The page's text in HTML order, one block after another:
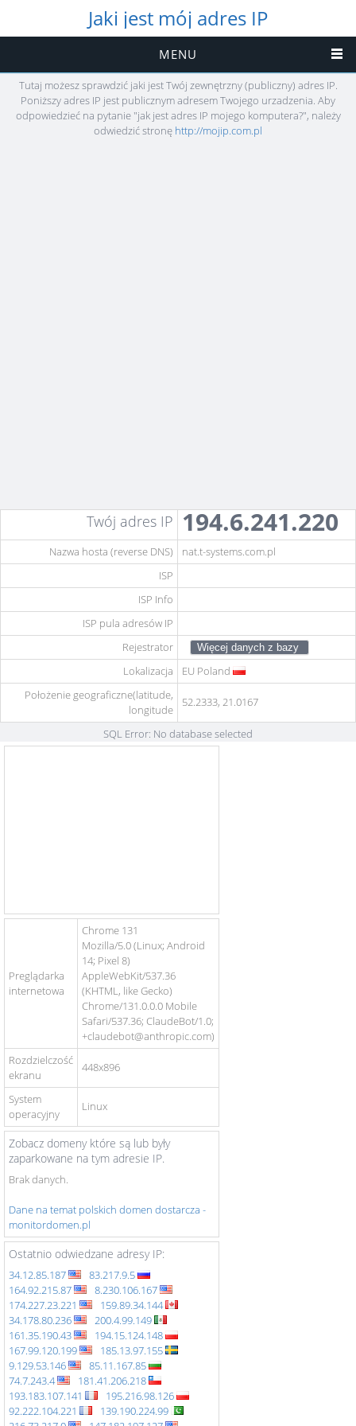
Jaki jest mój adres IP
MENU
Tutaj możesz sprawdzić jaki jest Twój zewnętrzny (publiczny) adres IP.
Poniższy adres IP jest publicznym adresem Twojego urzadzenia. Aby
odpowiedzieć na pytanie "jak jest adres IP mojego komputera?", należy
odwiedzić stronę http://mojip.com.pl
Twój adres IP 194.6.241.220
Nazwa hosta (reverse DNS)
nat.t-systems.com.pl
ISP
ISP Info
ISP pula adresów IP
Rejestrator
Lokalizacja
EU Poland
Położenie geograficzne(latitude,
longitude
52.2333, 21.0167
SQL Error: No database selected
Preglądarka
internetowa
Chrome 131
Mozilla/5.0 (Linux; Android
14; Pixel 8)
AppleWebKit/537.36
(KHTML, like Gecko)
Chrome/131.0.0.0 Mobile
Safari/537.36; ClaudeBot/1.0;
+claudebot@anthropic.com)
Rozdzielczość
ekranu
448x896
System
operacyjny
Linux
Zobacz domeny które są lub były
zaparkowane na tym adresie IP.
Brak danych.
Dane na temat polskich domen dostarcza -
monitordomen.pl
Ostatnio odwiedzane adresy IP:
34.12.85.187
83.217.9.5
164.92.215.87
8.230.106.167
174.227.23.221
159.89.34.144
34.178.80.236
200.4.99.149
161.35.190.43
194.15.124.148
167.99.120.199
185.13.97.155
9.129.53.146
85.11.167.85
74.7.243.4
181.41.206.218
193.183.107.141
195.216.98.126
92.222.104.221
139.190.224.99